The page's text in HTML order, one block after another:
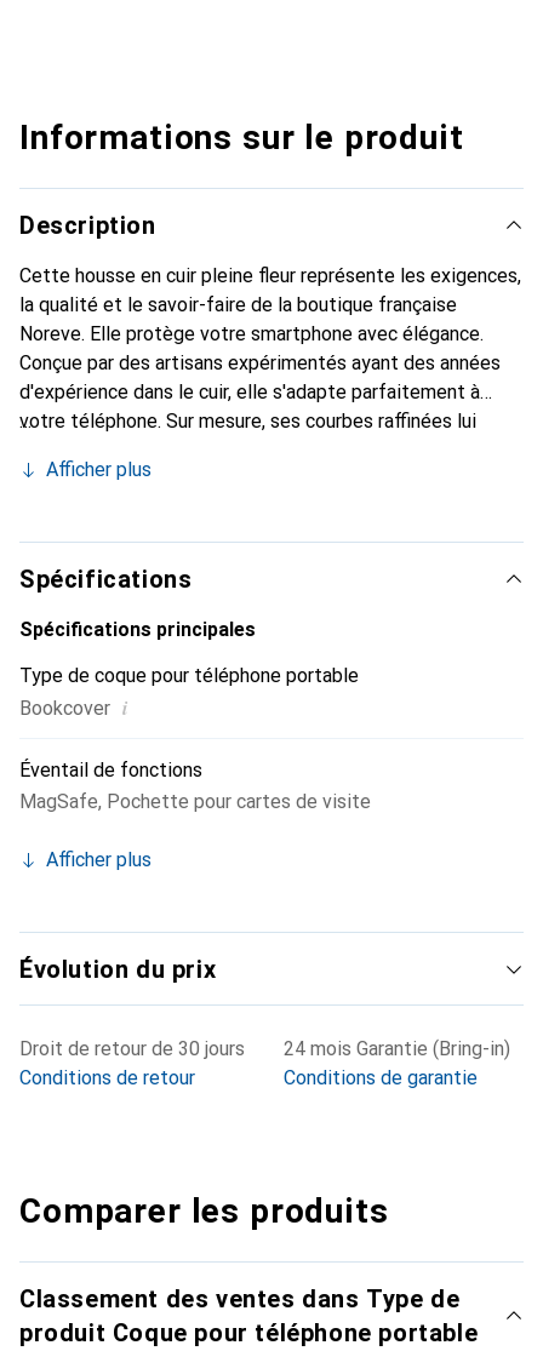
Informations sur le produit
Description
Cette housse en cuir pleine fleur représente les exigences,
la qualité et le savoir-faire de la boutique française
Noreve. Elle protège votre smartphone avec élégance.
Conçue par des artisans expérimentés ayant des années
d'expérience dans le cuir, elle s'adapte parfaitement à
votre téléphone. Sur mesure, ses courbes raffinées lui
l'accessoire chic et indispensable pour votre smartphone.
haute qualité, la marque Noreve est un choix fiable pour
une clientèle exigeante.
Afficher plus
Spécifications
Spécifications principales
Type de coque pour téléphone portable
Bookcover i
Éventail de fonctions
MagSafe, Pochette pour cartes de visite
Afficher plus
Évolution du prix
Droit de retour de 30 jours
Conditions de retour
24 mois Garantie (Bring-in)
Conditions de garantie
Comparer les produits
Classement des ventes dans Type de
produit Coque pour téléphone portable